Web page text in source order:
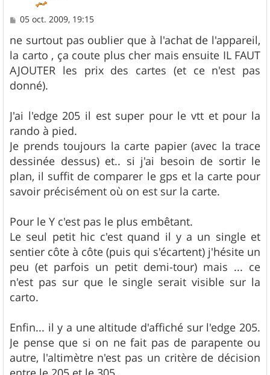
M
s
s
a
g
e
05 oct. 2009, 19:15
ne surtout pas oublier que à l'achat de l'appareil,
la carto , ça coute plus cher mais ensuite IL FAUT
AJOUTER les prix des cartes (et ce n'est pas
donné).
J'ai l'edge 205 il est super pour le vtt et pour la
rando à pied.
Je prends toujours la carte papier (avec la trace
dessinée dessus) et.. si j'ai besoin de sortir le
plan, il suffit de comparer le gps et la carte pour
savoir précisément où on est sur la carte.
Pour le Y c'est pas le plus embêtant.
Le seul petit hic c'est quand il y a un single et
sentier côte à côte (puis qui s'écartent) j'hésite un
peu (et parfois un petit demi-tour) mais ... ce
n'est pas sur que le single serait visible sur la
carto.
Enfin... il y a une altitude d'affiché sur l'edge 205.
Je pense que si on ne fait pas de parapente ou
autre, l'altimètre n'est pas un critère de décision